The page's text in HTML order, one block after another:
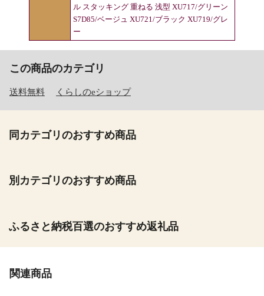
ル スタッキング 重ねる 浅型 XU717/グリーン
S7D85/ベージュ XU721/ブラック XU719/グレ
ー
この商品のカテゴリ
送料無料 くらしのeショップ
同カテゴリのおすすめ商品
別カテゴリのおすすめ商品
ふるさと納税百選のおすすめ返礼品
関連商品